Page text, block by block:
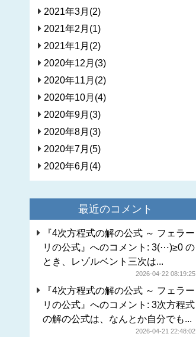
2021年3月(2)
2021年2月(1)
2021年1月(2)
2020年12月(3)
2020年11月(2)
2020年10月(4)
2020年9月(3)
2020年8月(3)
2020年7月(5)
2020年6月(4)
最近のコメント
『4次方程式の解の公式 ～ フェラー
リの公式』へのコメント: 3(⋯)≥0 の
とき、レゾルベント三次は...
2026-04-22 08:19:25
『4次方程式の解の公式 ～ フェラー
リの公式』へのコメント: 3次方程式
の解の公式は、なんとか自分でも...
2026-04-21 22:48:02